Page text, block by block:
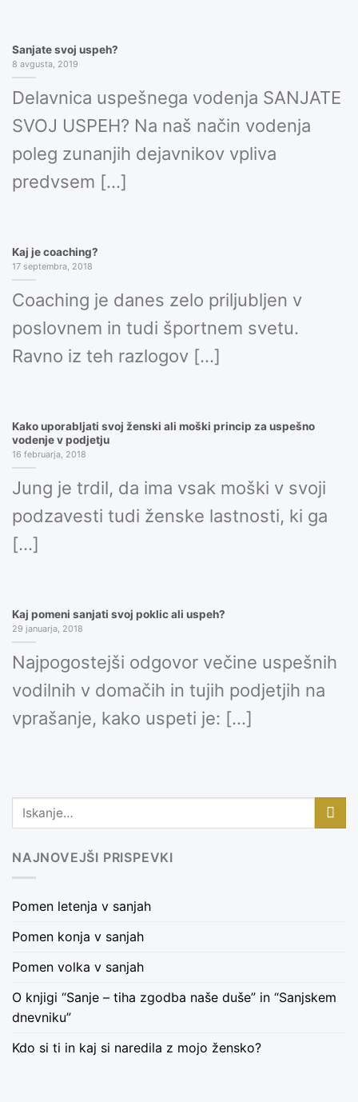
Sanjate svoj uspeh?
8 avgusta, 2019
Delavnica uspešnega vodenja SANJATE
SVOJ USPEH? Na naš način vodenja
poleg zunanjih dejavnikov vpliva
predvsem [...]
Kaj je coaching?
17 septembra, 2018
Coaching je danes zelo priljubljen v
poslovnem in tudi športnem svetu.
Ravno iz teh razlogov [...]
Kako uporabljati svoj ženski ali moški princip za uspešno
vodenje v podjetju
16 februarja, 2018
Jung je trdil, da ima vsak moški v svoji
podzavesti tudi ženske lastnosti, ki ga
[...]
Kaj pomeni sanjati svoj poklic ali uspeh?
29 januarja, 2018
Najpogostejši odgovor večine uspešnih
vodilnih v domačih in tujih podjetjih na
vprašanje, kako uspeti je: [...]
NAJNOVEJŠI PRISPEVKI
Pomen letenja v sanjah
Pomen konja v sanjah
Pomen volka v sanjah
O knjigi “Sanje – tiha zgodba naše duše” in “Sanjskem
dnevniku”
Kdo si ti in kaj si naredila z mojo žensko?